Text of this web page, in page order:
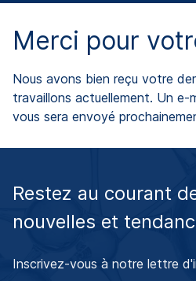
Merci pour
Nous avons bien reçu votre
travaillons actuellement. Un e-
vous sera envoyé
Restez au courant
nouvelles et
Inscrivez-vous à notre lettre